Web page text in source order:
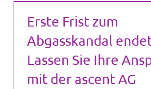
Erste Frist zum
Abgasskandal
Lassen Sie Ihre
mit der ascent AG